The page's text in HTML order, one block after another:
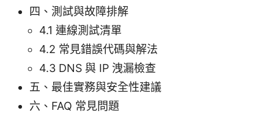
四、測試與故障排解
4.1 連線測試清單
4.2 常見錯誤代碼與解法
4.3 DNS 與 IP 洩漏檢查
五、最佳實務與安全性建議
六、FAQ 常見問題